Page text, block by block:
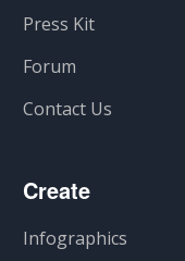
Press Kit
Forum
Contact Us
Create
Infographics